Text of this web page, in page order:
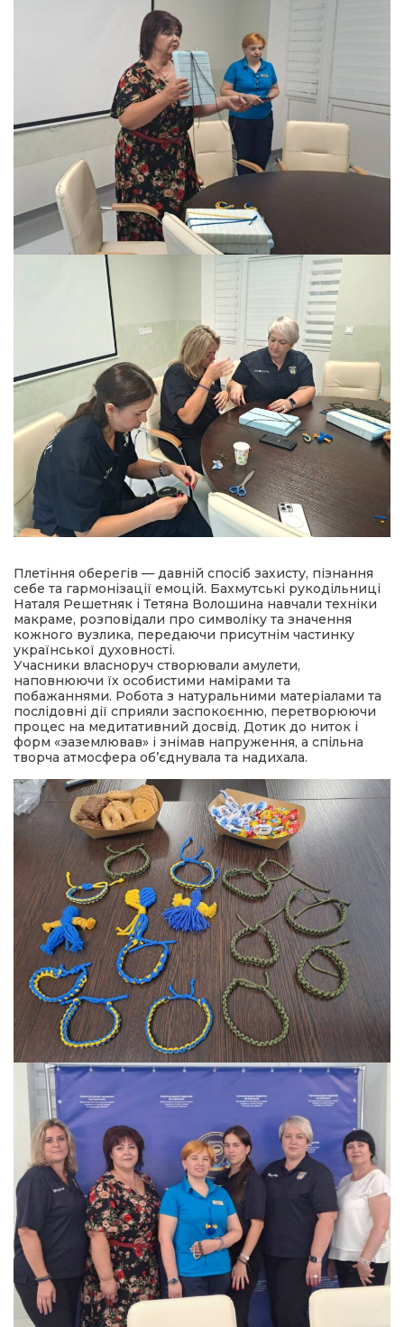
Плетіння оберегів — давній спосіб захисту, пізнання
себе та гармонізації емоцій. Бахмутські рукодільниці
Наталя Решетняк і Тетяна Волошина навчали техніки
макраме, розповідали про символіку та значення
кожного вузлика, передаючи присутнім частинку
української духовності.
Учасники власноруч створювали амулети,
наповнюючи їх особистими намірами та
побажаннями. Робота з натуральними матеріалами та
послідовні дії сприяли заспокоєнню, перетворюючи
процес на медитативний досвід. Дотик до ниток і
форм «заземлював» і знімав напруження, а спільна
творча атмосфера об’єднувала та надихала.